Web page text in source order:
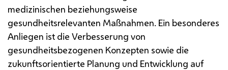
medizinischen beziehungsweise
gesundheitsrelevanten Maßnahmen. Ein besonderes
Anliegen ist die Verbesserung von
gesundheitsbezogenen Konzepten sowie die
zukunftsorientierte Planung und Entwicklung auf